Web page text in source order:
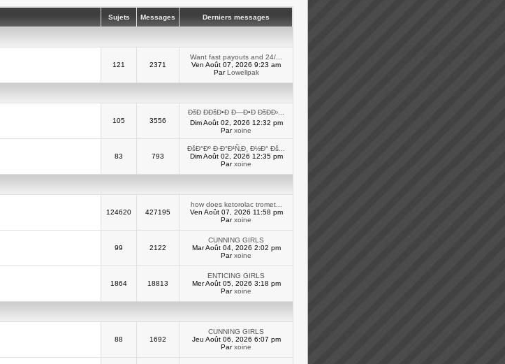
Sujets Messages Derniers messages
121 2371
Want fast payouts and 24/...
Ven Août 07, 2026 9:23 am
ParLowellpak
105 3556
ÐšÐ ÐÐšÐ•Ð Ð—Ð•Ð ÐšÐÐ›...
Dim Août 02, 2026 12:32 pm
Parxoine
83 793
ÐšÐ°Ðº Ð·Ð°Ð¹Ñ‚Ð¸ Ð½Ð° Ðš...
Dim Août 02, 2026 12:35 pm
Parxoine
124620 427195
how does ketorolac tromet...
Ven Août 07, 2026 11:58 pm
Parxoine
99 2122
CUNNING GIRLS
Mar Août 04, 2026 2:02 pm
Parxoine
1864 18813
ENTICING GIRLS
Mer Août 05, 2026 3:18 pm
Parxoine
88 1692
CUNNING GIRLS
Jeu Août 06, 2026 6:07 pm
Parxoine